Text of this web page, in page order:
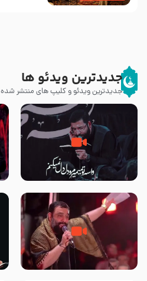
جدیدترین ویدئو ها
جدیدترین ویدئو و کلیپ های منتشر شده
مصداق کربلا – حاج حسین سیب
سرخی
جانا جانا ابی عبدالله – کربلایی جواد
مقدم – شب هشتم محرم 1448 –